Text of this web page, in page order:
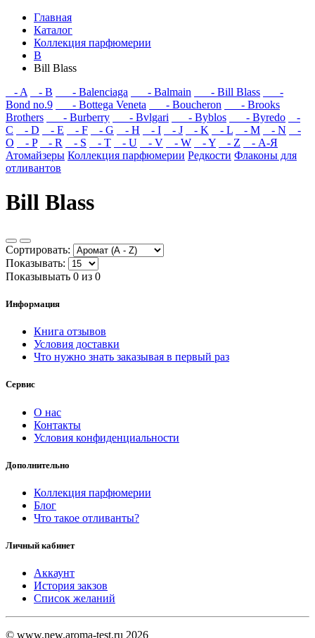
Главная
Каталог
Коллекция парфюмерии
B
Bill Blass
- A
- B - Balenciaga - Balmain - Bill Blass
-
Bond no.9
- Bottega Veneta - Boucheron
- Brooks
Brothers
- Burberry - Bvlgari - Byblos - Byredo
-
C
- D - E - F - G - H - I - J - K - L - M - N
-
O
- P - R - S - T - U - V - W - Y - Z
- А-Я
Атомайзеры Коллекция парфюмерии Редкости Флаконы для
отливантов
Bill Blass
Сортировать:
Показывать:
Показывыать 0 из 0
Информация
Книга отзывов
Условия доставки
Что нужно знать заказывая в первый раз
Сервис
О нас
Контакты
Условия конфиденциальности
Дополнительно
Коллекция парфюмерии
Блог
Что такое отливанты?
Личный кабинет
Аккаунт
История закзов
Список желаний
© www.new.aroma-test.ru 2026